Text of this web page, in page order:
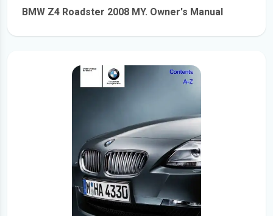
BMW Z4 Roadster 2008 MY. Owner's Manual